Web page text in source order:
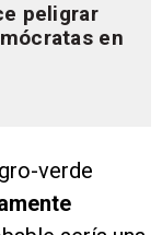
peligrar
en
verde